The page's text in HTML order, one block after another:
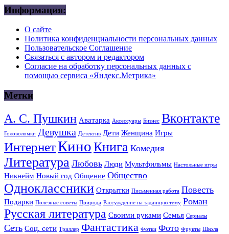
Информация:
О сайте
Политика конфиденциальности персональных данных
Пользовательское Соглашение
Связаться с автором и редактором
Согласие на обработку персональных данных с
помощью сервиса «Яндекс.Метрика»
Метки
А. С. Пушкин Аватарка Аксессуары Бизнес Вконтакте
Головоломки Девушка Детектив Дети Женщина Игры
ИнтернетКиноКнига Комедия
Литература Любовь Люди Мультфильмы Настольные игры
Никнейм Новый год Общение Общество
Одноклассники Открытки Письменная работа Повесть
Подарки Полезные советы Природа Рассуждение на заданную тему Роман
Русская литература Своими руками Семья Сериалы
Сеть Соц. сети Триллер Фантастика Фотки Фото Фрукты Школа